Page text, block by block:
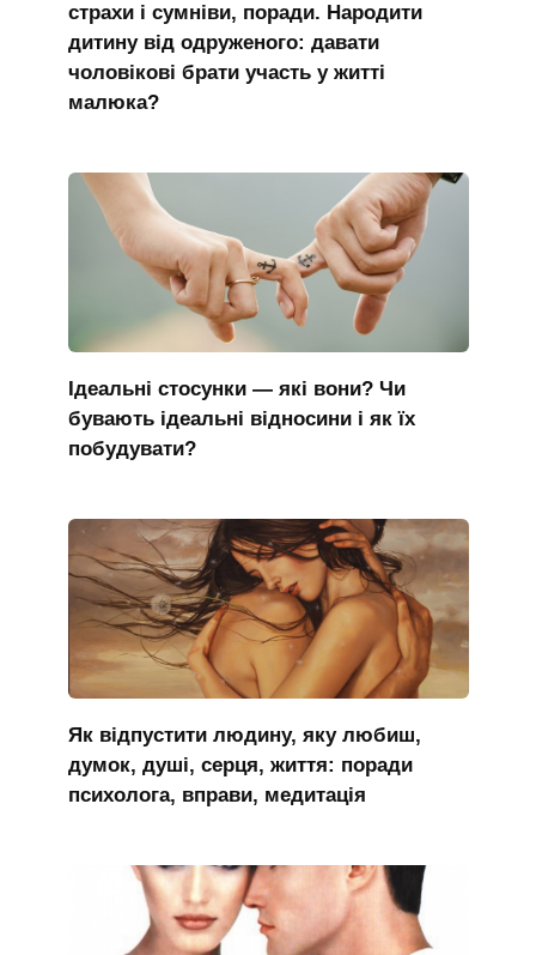
страхи і сумніви, поради. Народити
дитину від одруженого: давати
чоловікові брати участь у житті
малюка?
Ідеальні стосунки — які вони? Чи
бувають ідеальні відносини і як їх
побудувати?
Як відпустити людину, яку любиш,
думок, душі, серця, життя: поради
психолога, вправи, медитація